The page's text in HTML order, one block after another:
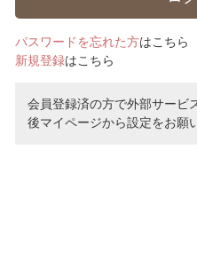
パスワードを忘れた方はこちら
新規登録はこちら
会員登録済の方で外部サービ
後マイページから設定をお願